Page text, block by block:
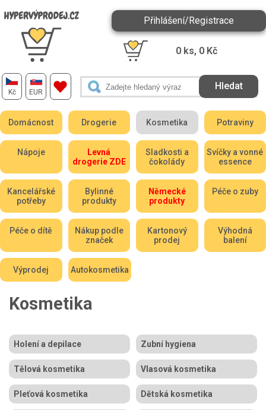
Kč EUR
Přihlášení/Registrace
0 ks, 0 Kč
Domácnost Drogerie Kosmetika Potraviny
Nápoje
Levná
drogerie ZDE
Sladkosti a
čokolády
Svíčky a vonné
essence
Kancelářské
potřeby
Bylinné
produkty
Německé
produkty
Péče o zuby
Péče o dítě
Nákup podle
značek
Kartonový
prodej
Výhodná
balení
Výprodej Autokosmetika
Kosmetika
Holení a depilace Zubní hygiena
Tělová kosmetika Vlasová kosmetika
Pleťová kosmetika Dětská kosmetika